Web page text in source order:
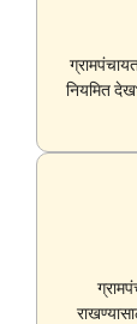
नियमित